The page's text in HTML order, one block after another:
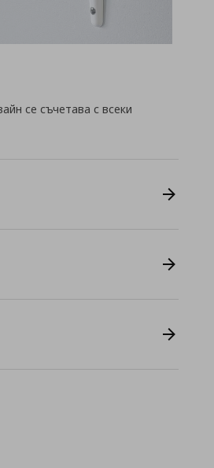
се съчетава с всеки